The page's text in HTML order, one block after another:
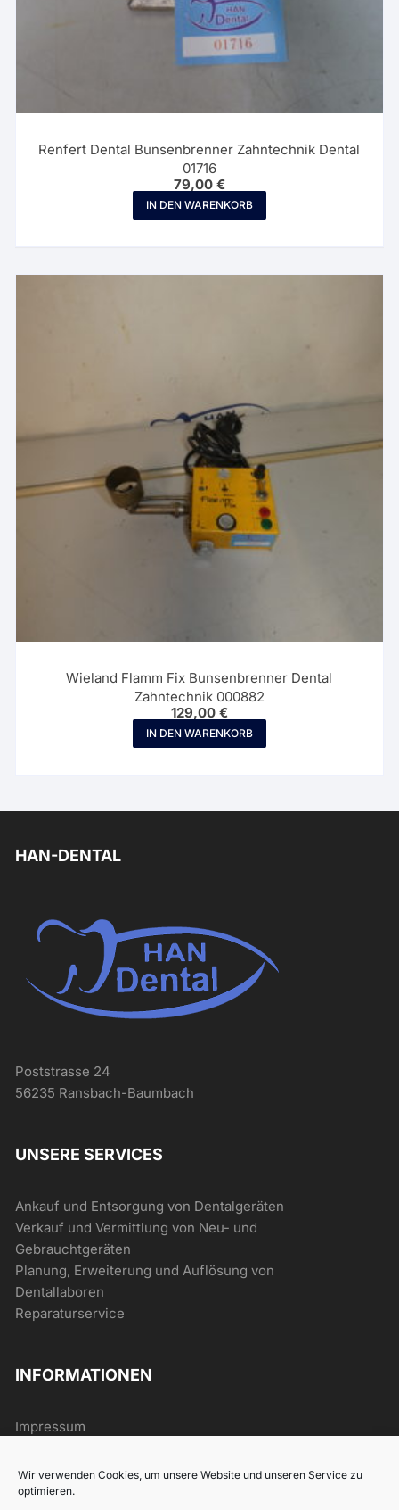
Wir verwenden Cookies, um unsere Website und unseren Service zu
optimieren.
Renfert Dental Bunsenbrenner Zahntechnik Dental
01716
79,00 €
IN DEN WARENKORB
Wieland Flamm Fix Bunsenbrenner Dental
Zahntechnik 000882
129,00 €
IN DEN WARENKORB
HAN-DENTAL
Poststrasse 24
56235 Ransbach-Baumbach
UNSERE SERVICES
Ankauf und Entsorgung von Dentalgeräten
Verkauf und Vermittlung von Neu- und
Gebrauchtgeräten
Planung, Erweiterung und Auflösung von
Dentallaboren
Reparaturservice
INFORMATIONEN
Impressum
Datenschutz
Widerrufsrecht